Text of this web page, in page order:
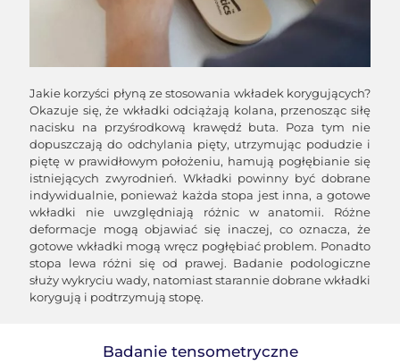
Jakie korzyści płyną ze stosowania wkładek korygujących?
Okazuje się, że wkładki odciążają kolana, przenosząc siłę
nacisku na przyśrodkową krawędź buta. Poza tym nie
dopuszczają do odchylania pięty, utrzymując podudzie i
piętę w prawidłowym położeniu, hamują pogłębianie się
istniejących zwyrodnień. Wkładki powinny być dobrane
indywidualnie, ponieważ każda stopa jest inna, a gotowe
wkładki nie uwzględniają różnic w anatomii. Różne
deformacje mogą objawiać się inaczej, co oznacza, że
gotowe wkładki mogą wręcz pogłębiać problem. Ponadto
stopa lewa różni się od prawej. Badanie podologiczne
służy wykryciu wady, natomiast starannie dobrane wkładki
korygują i podtrzymują stopę.
Badanie tensometryczne